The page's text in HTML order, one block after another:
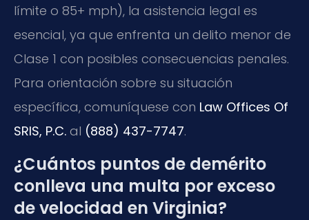
límite o 85+ mph), la asistencia legal es
esencial, ya que enfrenta un delito menor de
Clase 1 con posibles consecuencias penales.
Para orientación sobre su situación
específica, comuníquese con Law Offices Of
SRIS, P.C. al (888) 437-7747.
¿Cuántos puntos de demérito
conlleva una multa por exceso
de velocidad en Virginia?